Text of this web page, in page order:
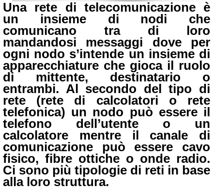
Una rete di telecomunicazione è
un insieme di nodi che
comunicano tra di loro
mandandosi messaggi dove per
ogni nodo s’intende un insieme di
apparecchiature che gioca il ruolo
di mittente, destinatario o
entrambi. Al secondo del tipo di
rete (rete di calcolatori o rete
telefonica) un nodo può essere il
telefono dell’utente o un
calcolatore mentre il canale di
comunicazione può essere cavo
fisico, fibre ottiche o onde radio.
Ci sono più tipologie di reti in base
alla loro struttura.